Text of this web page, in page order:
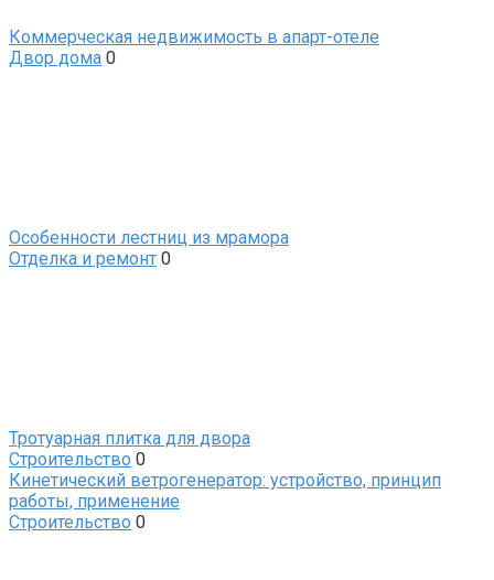
Коммерческая недвижимость в апарт-отеле
Двор дома 0
Особенности лестниц из мрамора
Отделка и ремонт 0
Тротуарная плитка для двора
Строительство 0
Кинетический ветрогенератор: устройство, принцип
работы, применение
Строительство 0